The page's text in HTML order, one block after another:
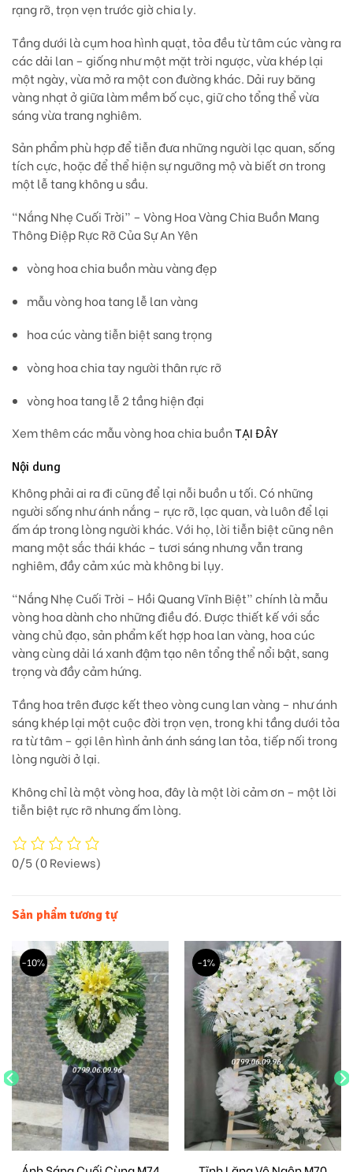
rạng rỡ, trọn vẹn trước giờ chia ly.
Tầng dưới là cụm hoa hình quạt, tỏa đều từ tâm cúc vàng ra
các dải lan – giống như một mặt trời ngược, vừa khép lại
một ngày, vừa mở ra một con đường khác. Dải ruy băng
vàng nhạt ở giữa làm mềm bố cục, giữ cho tổng thể vừa
sáng vừa trang nghiêm.
Sản phẩm phù hợp đểtiễn đưa những người lạc quan, sống
tích cực, hoặc để thể hiện sự ngưỡng mộ và biết ơn trong
một lễ tang không u sầu.
“Nắng Nhẹ Cuối Trời” – Vòng Hoa Vàng Chia Buồn Mang
Thông Điệp Rực Rỡ Của Sự An Yên
vòng hoa chia buồn màu vàng đẹp
mẫu vòng hoa tang lễ lan vàng
hoa cúc vàng tiễn biệt sang trọng
vòng hoa chia tay người thân rực rỡ
vòng hoa tang lễ 2 tầng hiện đại
Xem thêm các mẫu vòng hoa chia buồnTẠI ĐÂY
Nội dung
Không phải ai ra đi cũng để lại nỗi buồn u tối. Có những
người sống như ánh nắng – rực rỡ, lạc quan, và luôn để lại
ấm áp trong lòng người khác. Với họ, lời tiễn biệt cũng nên
mang một sắc thái khác – tươi sáng nhưng vẫn trang
nghiêm, đầy cảm xúc mà không bi lụy.
“Nắng Nhẹ Cuối Trời – Hồi Quang Vĩnh Biệt”chính là mẫu
vòng hoa dành cho những điều đó. Được thiết kế vớisắc
vàng chủ đạo, sản phẩm kết hợphoa lan vàng, hoa cúc
vàngcùng dải lá xanh đậm tạo nên tổng thể nổi bật, sang
trọng và đầy cảm hứng.
Tầng hoa trên được kết theo vòng cung lan vàng – nhưánh
sáng khép lại một cuộc đời trọn vẹn, trong khi tầng dưới tỏa
ra từ tâm – gợi lên hình ảnhánh sáng lan tỏa, tiếp nối trong
lòng người ở lại.
Không chỉ là một vòng hoa, đây làmột lời cảm ơn – một lời
tiễn biệt rực rỡ nhưng ấm lòng.
0/5(0 Reviews)
Sản phẩm tương tự
-10% -1%